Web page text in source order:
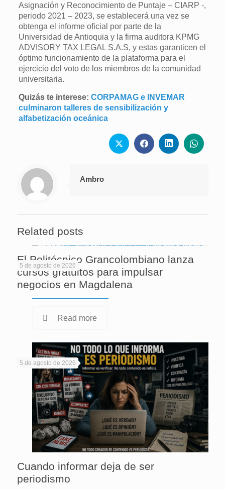
Asignación y Reconocimiento de Puntaje – CIARP -,
periodo 2021 – 2023, se establecerá una vez se
obtenga el informe oficial por parte de la
Universidad de Antioquia y la firma auditora KPMG
ADVISORY TAX LEGAL S.A.S, y estas garanticen el
óptimo funcionamiento de la plataforma para el
ejercicio del voto de los miembros de la comunidad
universitaria.
Quizás te interese:CORPAMAG e INVEMAR
culminaron talleres de sensibilización y
alfabetización oceánica
Ambro
Related posts
5 de agosto de 2026
El Politécnico Grancolombiano lanza
cursos gratuitos para impulsar
negocios en Magdalena
Read more
5 de agosto de 2026
Cuando informar deja de ser
periodismo